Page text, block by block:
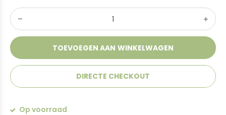
TOEVOEGEN AAN WINKELWAGEN
DIRECTE CHECKOUT
Op voorraad